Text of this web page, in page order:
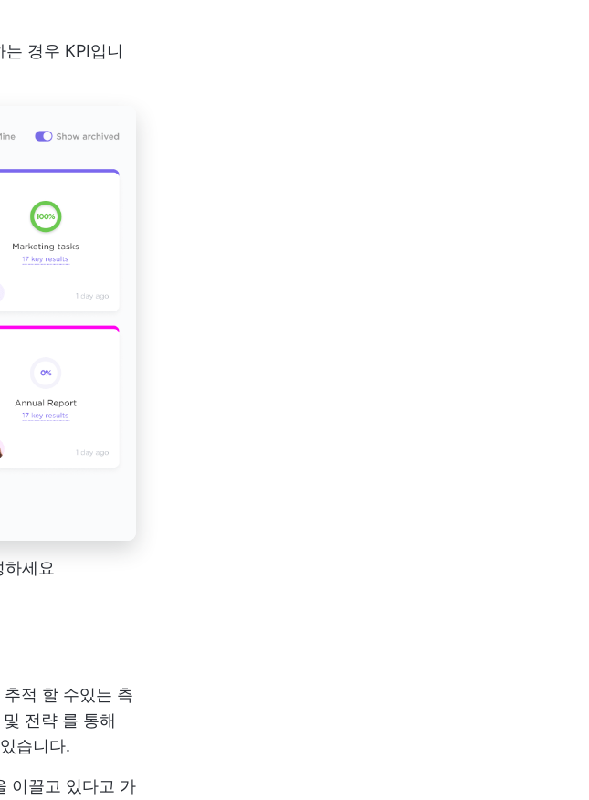
경우 KPI입니
하세요
적 할 수있는 측
전략 를 통해
습니다.
이끌고 있다고 가